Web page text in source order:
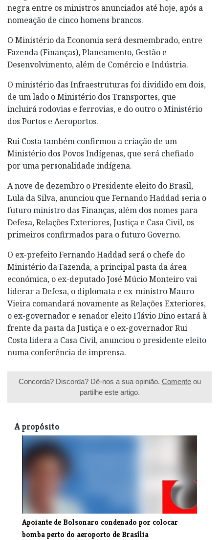
negra entre os ministros anunciados até hoje, após a
nomeação de cinco homens brancos.
O Ministério da Economia será desmembrado, entre
Fazenda (Finanças), Planeamento, Gestão e
Desenvolvimento, além de Comércio e Indústria.
O ministério das Infraestruturas foi dividido em dois,
de um lado o Ministério dos Transportes, que
incluirá rodovias e ferrovias, e do outro o Ministério
dos Portos e Aeroportos.
Rui Costa também confirmou a criação de um
Ministério dos Povos Indígenas, que será chefiado
por uma personalidade indígena.
A nove de dezembro o Presidente eleito do Brasil,
Lula da Silva, anunciou que Fernando Haddad seria o
futuro ministro das Finanças, além dos nomes para
Defesa, Relações Exteriores, Justiça e Casa Civil, os
primeiros confirmados para o futuro Governo.
O ex-prefeito Fernando Haddad será o chefe do
Ministério da Fazenda, a principal pasta da área
económica, o ex-deputado José Múcio Monteiro vai
liderar a Defesa, o diplomata e ex-ministro Mauro
Vieira comandará novamente as Relações Exteriores,
o ex-governador e senador eleito Flávio Dino estará à
frente da pasta da Justiça e o ex-governador Rui
Costa lidera a Casa Civil, anunciou o presidente eleito
numa conferência de imprensa.
Concorda? Discorda? Dê-nos a sua opinião. Comenteou
partilhe este artigo.
A propósito
Apoiante de Bolsonaro condenado por colocar
bomba perto do aeroporto de Brasília